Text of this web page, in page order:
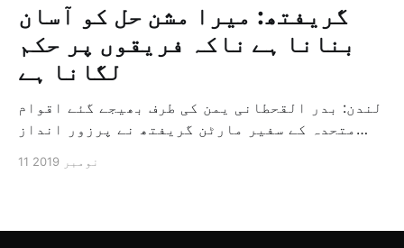
گریفتھ: میرا مشن حل کو آسان
بنانا ہے ناکہ فریقوں پر حکم
لگانا ہے
لندن: بدر القحطانی یمن کی طرف بھیجے گئے اقوام
متحدہ کے سفیر مارٹن گریفتھ نے پرزور انداز
ثالثی اور اس کشمکش کی حدبندی کرنے کے لئے ایک
11 نومبر 2019